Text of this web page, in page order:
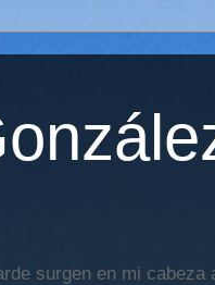
surgen en mi cabeza